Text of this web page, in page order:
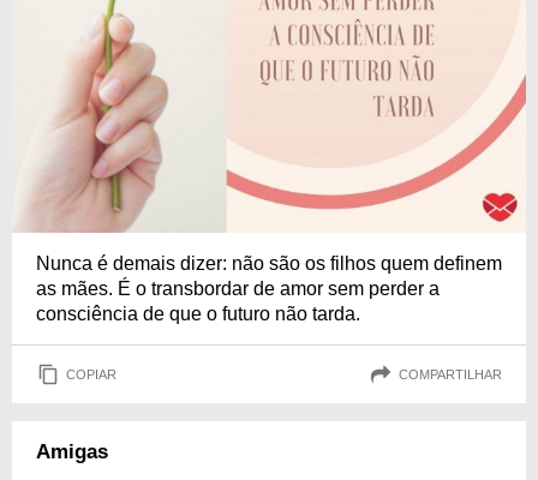
Nunca é demais dizer: não são os filhos quem definem
as mães. É o transbordar de amor sem perder a
consciência de que o futuro não tarda.
COPIAR COMPARTILHAR
Amigas